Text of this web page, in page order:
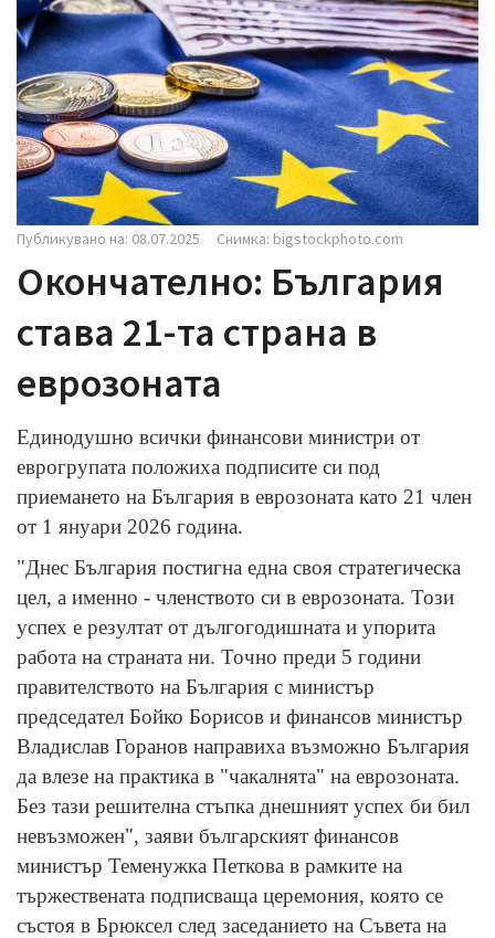
i
g
a
t
i
o
n
Публикувано на: 08.07.2025 Снимка: bigstockphoto.com
Окончателно: България
става 21-та страна в
еврозоната
Единодушно всички финансови министри от
еврогрупата положиха подписите си под
приемането на България в еврозоната като 21 член
от 1 януари 2026 година.
"Днес България постигна една своя стратегическа
цел, а именно - членството си в еврозоната. Този
успех е резултат от дългогодишната и упорита
работа на страната ни. Точно преди 5 години
правителството на България с министър
председател Бойко Борисов и финансов министър
Владислав Горанов направиха възможно България
да влезе на практика в "чакалнята" на еврозоната.
Без тази решителна стъпка днешният успех би бил
невъзможен", заяви българският финансов
министър Теменужка Петкова в рамките на
тържествената подписваща церемония, която се
състоя в Брюксел след заседанието на Съвета на